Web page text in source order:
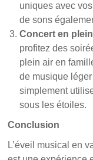
uniques avec
de sons
Concert en
profitez des
plein air en
de musique
simplement
sous les étoiles.
Conclusion
L’éveil musical en